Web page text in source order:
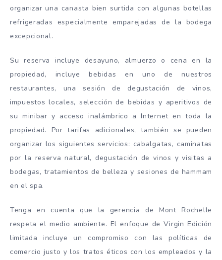
organizar una canasta bien surtida con algunas botellas
refrigeradas especialmente emparejadas de la bodega
excepcional.
Su reserva incluye desayuno, almuerzo o cena en la
propiedad, incluye bebidas en uno de nuestros
restaurantes, una sesión de degustación de vinos,
impuestos locales, selección de bebidas y aperitivos de
su minibar y acceso inalámbrico a Internet en toda la
propiedad. Por tarifas adicionales, también se pueden
organizar los siguientes servicios: cabalgatas, caminatas
por la reserva natural, degustación de vinos y visitas a
bodegas, tratamientos de belleza y sesiones de hammam
en el spa.
Tenga en cuenta que la gerencia de Mont Rochelle
respeta el medio ambiente. El enfoque de Virgin Edición
limitada incluye un compromiso con las políticas de
comercio justo y los tratos éticos con los empleados y la